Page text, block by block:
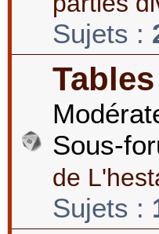
Sujets :
Sous-
de
Sujets :